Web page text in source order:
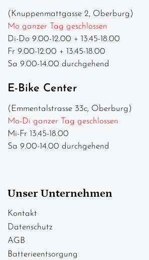
(Knuppenmattgasse 2, Oberburg)
Mo ganzer Tag geschlossen
Di-Do 9.00-12.00 + 13.45-18.00
Fr 9.00-12.00 + 13.45-18.00
Sa 9.00-14.00 durchgehend
E-Bike Center
(Emmentalstrasse 33c, Oberburg)
Mo-Di ganzer Tag geschlossen
Mi-Fr 13.45-18.00
Sa 9.00-14.00 durchgehend
Unser Unternehmen
Kontakt
Datenschutz
AGB
Batterieentsorgung